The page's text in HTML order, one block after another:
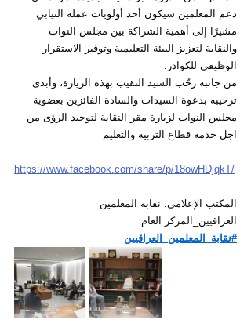
دعم المعلمين سيكون أحد أولويات عمله النيابي
مشيرًا إلى أهمية الشراكة بين مجلس النواب
والنقابة لتعزيز البيئة التعليمية وتوفير الاستقرار
الوظيفي للكوادر.
من جانبه رحّب السيد النقيب بهذه الزيارة، وأبدى
ترحيبه بدعوة السيدات والسادة الفائزين بعضوية
مجلس النواب لزيارة مقر النقابة لتوحيد الرؤى من
اجل خدمة قطاع التربية والتعليم
https://www.facebook.com/share/p/18owHDjqkT/
المكتب الإعلامي: نقابة المعلمين
العراقيين_المركز العام
#نقابة_المعلمين_العراقيين